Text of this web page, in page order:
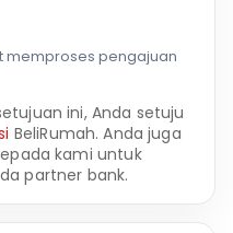
memproses pengajuan
ini, Anda setuju
BeliRumah. Anda juga
kami untuk
partner bank.